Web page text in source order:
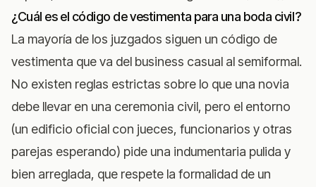
¿Cuál es el código de vestimenta para una boda civil?
La mayoría de los juzgados siguen un código de
vestimenta que va del business casual al semiformal.
No existen reglas estrictas sobre lo que una novia
debe llevar en una ceremonia civil, pero el entorno
(un edificio oficial con jueces, funcionarios y otras
parejas esperando) pide una indumentaria pulida y
bien arreglada, que respete la formalidad de un